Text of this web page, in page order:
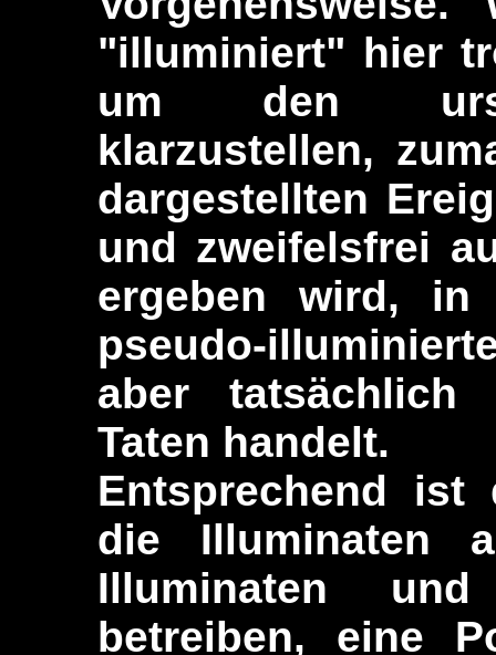
"illuminiert" hier
um den
klarzustellen,
dargestellten
und zweifelsfrei
ergeben wird,
pseudo-
aber tatsächlich
Taten handelt.
Entsprechend
die Illuminaten
Illuminaten
betreiben, eine